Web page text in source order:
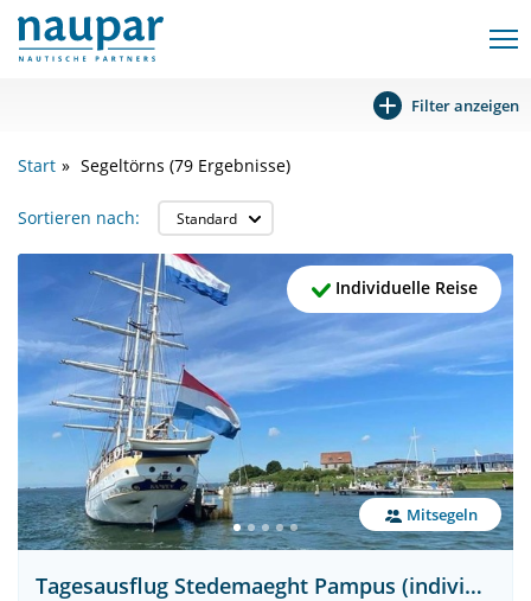
Filter anzeigen
Start Segeltörns (79 Ergebnisse)
Sortieren nach:
Individuelle Reise
Mitsegeln
Tagesausflug Stedemaeght Pampus (individuell)